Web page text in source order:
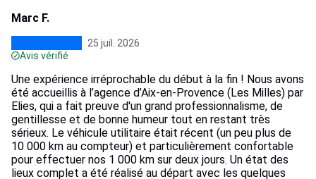
Marc F.
25 juil. 2026
Avis vérifié
Une expérience irréprochable du début à la fin ! Nous avons
été accueillis à l’agence d’Aix-en-Provence (Les Milles) par
Elies, qui a fait preuve d'un grand professionnalisme, de
gentillesse et de bonne humeur tout en restant très
sérieux. Le véhicule utilitaire était récent (un peu plus de
10 000 km au compteur) et particulièrement confortable
pour effectuer nos 1 000 km sur deux jours. Un état des
lieux complet a été réalisé au départ avec les quelques